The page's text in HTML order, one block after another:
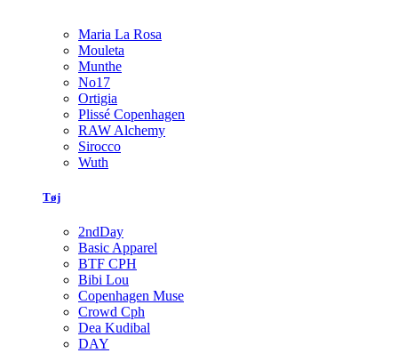
Maria La Rosa
Mouleta
Munthe
No17
Ortigia
Plissé Copenhagen
RAW Alchemy
Sirocco
Wuth
Tøj
2ndDay
Basic Apparel
BTF CPH
Bibi Lou
Copenhagen Muse
Crowd Cph
Dea Kudibal
DAY